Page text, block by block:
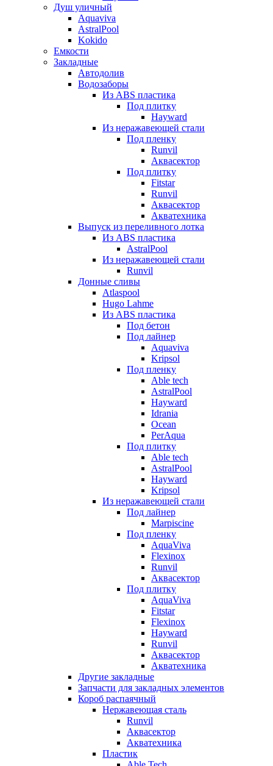
Душ уличный
Aquaviva
AstralPool
Kokido
Емкости
Закладные
Автодолив
Водозаборы
Из ABS пластика
Под плитку
Hayward
Из неражавеющей стали
Под пленку
Runvil
Аквасектор
Под плитку
Fitstar
Runvil
Аквасектор
Акватехника
Выпуск из переливного лотка
Из ABS пластика
AstralPool
Из неражавеющей стали
Runvil
Донные сливы
Atlaspool
Hugo Lahme
Из ABS пластика
Под бетон
Под лайнер
Aquaviva
Kripsol
Под пленку
Able tech
AstralPool
Hayward
Idrania
Ocean
PerAqua
Под плитку
Able tech
AstralPool
Hayward
Kripsol
Из неражавеющей стали
Под лайнер
Marpiscine
Под пленку
AquaViva
Flexinox
Runvil
Аквасектор
Под плитку
AquaViva
Fitstar
Flexinox
Hayward
Runvil
Аквасектор
Акватехника
Другие закладные
Запчасти для закладных элементов
Короб распаячный
Нержавеющая сталь
Runvil
Аквасектор
Акватехника
Пластик